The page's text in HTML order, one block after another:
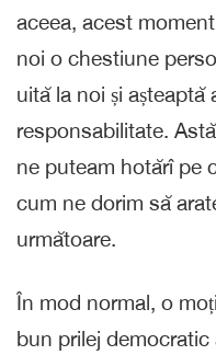
aceea, acest
noi o chestiune
uită la noi și așteaptă
responsabilitate.
ne puteam hotărî pe
cum ne dorim să
următoare.
În mod normal, o
bun prilej